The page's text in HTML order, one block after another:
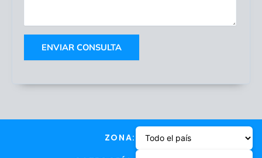
ENVIAR CONSULTA
ZONA: